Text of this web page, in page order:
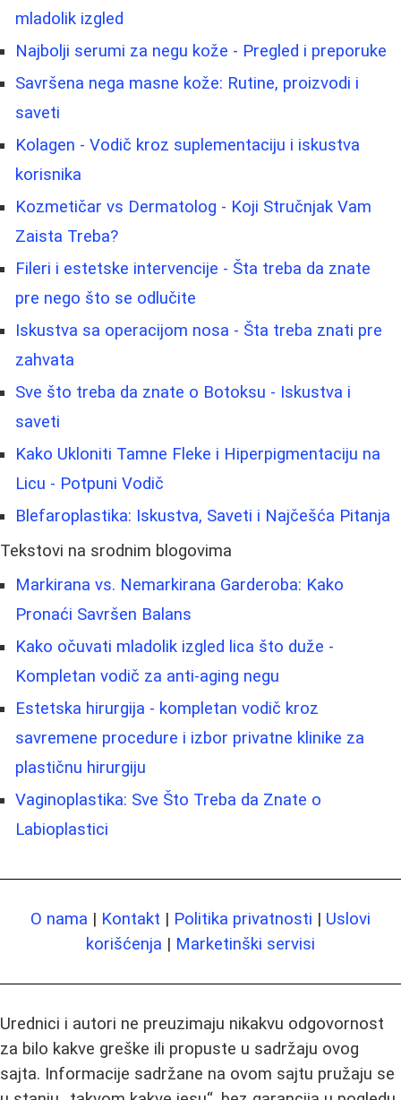
mladolik izgled
Najbolji serumi za negu kože - Pregled i preporuke
Savršena nega masne kože: Rutine, proizvodi i
saveti
Kolagen - Vodič kroz suplementaciju i iskustva
korisnika
Kozmetičar vs Dermatolog - Koji Stručnjak Vam
Zaista Treba?
Fileri i estetske intervencije - Šta treba da znate
pre nego što se odlučite
Iskustva sa operacijom nosa - Šta treba znati pre
zahvata
Sve što treba da znate o Botoksu - Iskustva i
saveti
Kako Ukloniti Tamne Fleke i Hiperpigmentaciju na
Licu - Potpuni Vodič
Blefaroplastika: Iskustva, Saveti i Najčešća Pitanja
Tekstovi na srodnim blogovima
Markirana vs. Nemarkirana Garderoba: Kako
Pronaći Savršen Balans
Kako očuvati mladolik izgled lica što duže -
Kompletan vodič za anti-aging negu
Estetska hirurgija - kompletan vodič kroz
savremene procedure i izbor privatne klinike za
plastičnu hirurgiju
Vaginoplastika: Sve Što Treba da Znate o
Labioplastici
O nama | Kontakt | Politika privatnosti | Uslovi
korišćenja | Marketinški servisi
Urednici i autori ne preuzimaju nikakvu odgovornost
za bilo kakve greške ili propuste u sadržaju ovog
sajta. Informacije sadržane na ovom sajtu pružaju se